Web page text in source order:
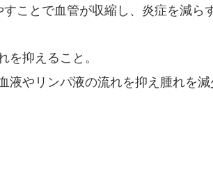
ことで血管が収縮し、炎症を減ら
を抑えること。
液やリンパ液の流れを抑え腫れを減